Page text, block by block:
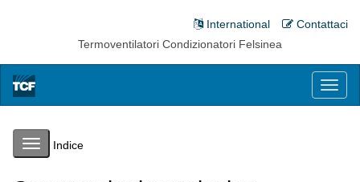
Contattaci
International
Termoventilatori Condizionatori Felsinea
Toggle
navigation
Indice